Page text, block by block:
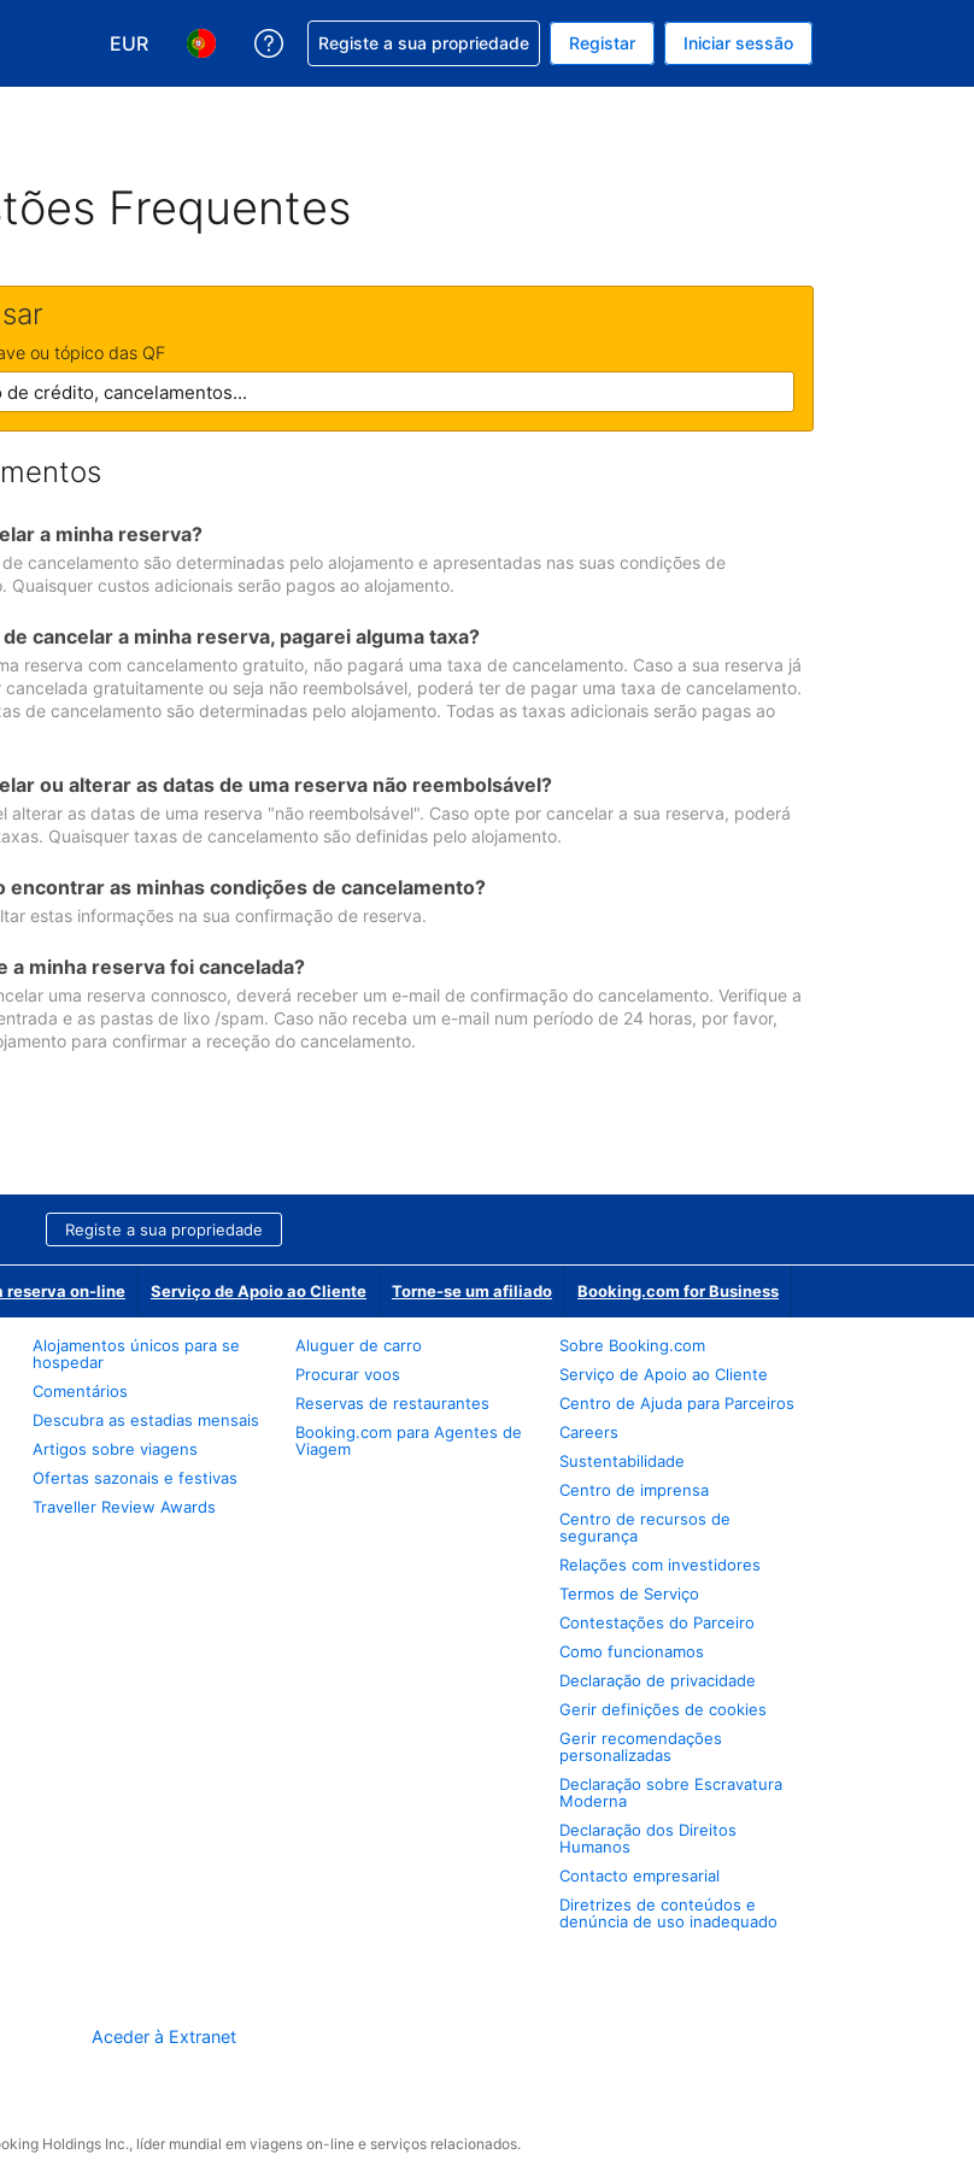
EUR
Escolha a sua moeda. A sua moeda atual é EUR
Escolha o seu idioma. O seu idioma atual é Português
Obtenha ajuda com a sua reserva
Registe a sua propriedade Registar Iniciar sessão
Frequentes
ou tópico das QF
a minha reserva?
cancelamento são determinadas pelo alojamento e apresentadas nas suas condições de
Quaisquer custos adicionais serão pagos ao alojamento.
cancelar a minha reserva, pagarei alguma taxa?
reserva com cancelamento gratuito, não pagará uma taxa de cancelamento. Caso a sua reserva já
cancelada gratuitamente ou seja não reembolsável, poderá ter de pagar uma taxa de cancelamento.
de cancelamento são determinadas pelo alojamento. Todas as taxas adicionais serão pagas ao
ou alterar as datas de uma reserva não reembolsável?
alterar as datas de uma reserva "não reembolsável". Caso opte por cancelar a sua reserva, poderá
Quaisquer taxas de cancelamento são definidas pelo alojamento.
encontrar as minhas condições de cancelamento?
estas informações na sua confirmação de reserva.
a minha reserva foi cancelada?
uma reserva connosco, deverá receber um e-mail de confirmação do cancelamento. Verifique a
e as pastas de lixo /spam. Caso não receba um e-mail num período de 24 horas, por favor,
para confirmar a receção do cancelamento.
Registe a sua propriedade
reserva on-line Serviço de Apoio ao Cliente Torne-se um afiliado Booking.com for Business
Alojamentos únicos para se
hospedar
Comentários
Descubra as estadias mensais
Artigos sobre viagens
Ofertas sazonais e festivas
Traveller Review Awards
Aluguer de carro
Procurar voos
Reservas de restaurantes
Booking.com para Agentes de
Viagem
Sobre Booking.com
Serviço de Apoio ao Cliente
Centro de Ajuda para Parceiros
Careers
Sustentabilidade
Centro de imprensa
Centro de recursos de
segurança
Relações com investidores
Termos de Serviço
Contestações do Parceiro
Como funcionamos
Declaração de privacidade
Gerir definições de cookies
Gerir recomendações
personalizadas
Declaração sobre Escravatura
Moderna
Declaração dos Direitos
Humanos
Contacto empresarial
Diretrizes de conteúdos e
denúncia de uso inadequado
Aceder à Extranet
Holdings Inc., líder mundial em viagens on-line e serviços relacionados.